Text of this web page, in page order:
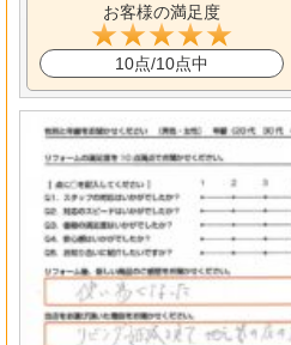
お客様の満足度
10点/10点中